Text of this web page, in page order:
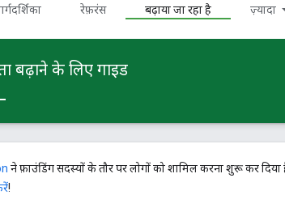
रेफ़रंस बढ़ाया जा रहा है ज़्यादा
बढ़ाने के लिए गाइड
ने फ़ाउंडिंग सदस्यों के तौर पर लोगों को शामिल करना शुरू कर दिया
!